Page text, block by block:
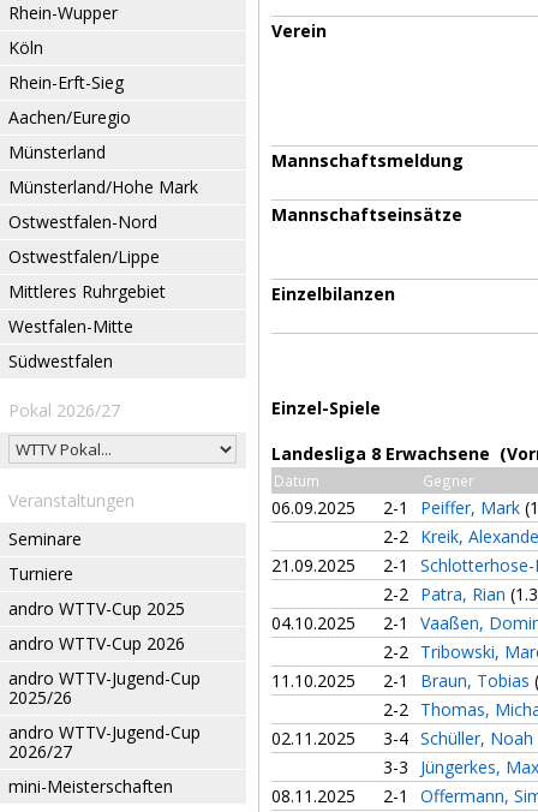
Rhein-Wupper
Köln
Rhein-Erft-Sieg
Aachen/Euregio
Münsterland
Münsterland/Hohe Mark
Ostwestfalen-Nord
Ostwestfalen/Lippe
Mittleres Ruhrgebiet
Westfalen-Mitte
Südwestfalen
Pokal 2026/27
Veranstaltungen
Seminare
Turniere
andro WTTV-Cup 2025
andro WTTV-Cup 2026
andro WTTV-Jugend-Cup
2025/26
andro WTTV-Jugend-Cup
2026/27
mini-Meisterschaften
Verein
Mannschaftsmeldung
Mannschaftseinsätze
Einzelbilanzen
Einzel-Spiele
Landesliga 8 Erwachsene
Datum Gegner
06.09.2025 2-1 Peiffer, Mark
2-2 Kreik,
21.09.2025
2-1
2-2 Patra, Rian
04.10.2025
2-1
Vaaßen,
2-2 Tribowski,
11.10.2025
2-1 Braun, Tobias
2-2 Thomas,
02.11.2025
3-4 Schüller, Noah
3-3
Jüngerkes,
08.11.2025
2-1
Offermann,